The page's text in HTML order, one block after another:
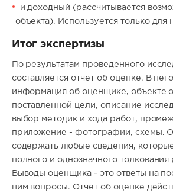
и доходный (рассчитывается
объекта). Используется только для
Итог экспертизы
По результатам проведенного
составляется отчет об оценке. В
информация об оценщике, объекте
поставленной цели, описание
выбор методик и хода работ,
приложение - фотографии, схемы.
содержать любые сведения,
полного и однозначного толкования
Выводы оценщика - это ответы на
ним вопросы. Отчет об оценке